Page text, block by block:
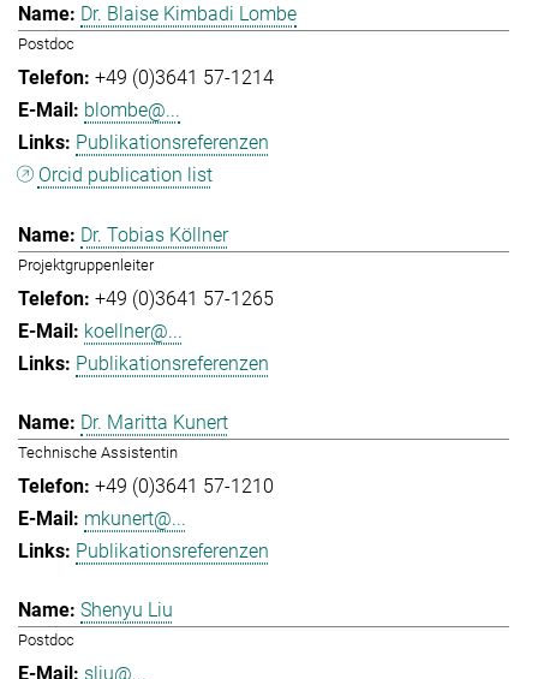
Dr. Blaise Kimbadi Lombe
Postdoc
+49 (0)3641 57-1214
blombe@...
Publikationsreferenzen
Orcid publication list
Dr. Tobias Köllner
Projektgruppenleiter
+49 (0)3641 57-1265
koellner@...
Publikationsreferenzen
Dr. Maritta Kunert
Technische Assistentin
+49 (0)3641 57-1210
mkunert@...
Publikationsreferenzen
Shenyu Liu
Postdoc
sliu@...